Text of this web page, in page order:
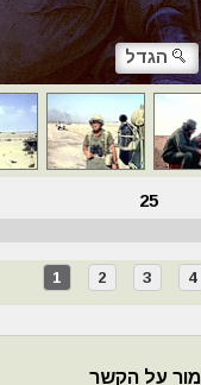
הגדל
25
1 2 3 4
על הקשר